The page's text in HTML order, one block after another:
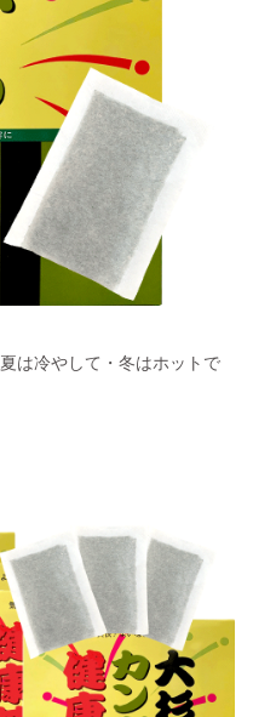
は冷やして・冬はホットで